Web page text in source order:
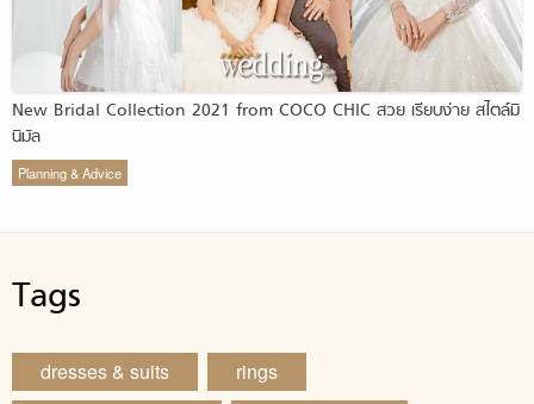
New Bridal Collection 2021 from COCO CHIC สวย เรียบง่าย สไตล์มิ
นิมัล
Planning & Advice
Tags
dresses & suits
rings